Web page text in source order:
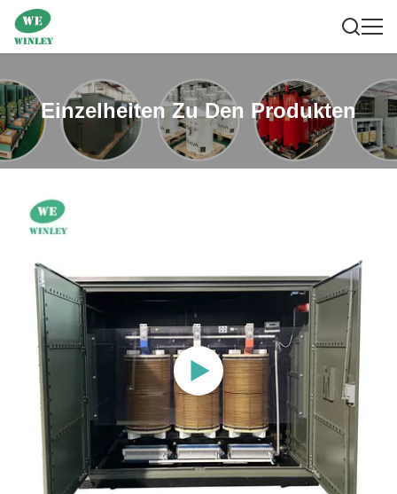
Einzelheiten Zu Den Produkten